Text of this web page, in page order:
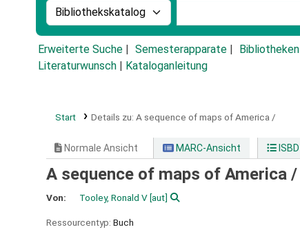
Suche im Katalog nach:
Erweiterte Suche Semesterapparate Bibliotheken
Literaturwunsch
Kataloganleitung
Start Details zu: A sequence of maps of America /
Normale Ansicht MARC-Ansicht ISBD
A sequence of maps of America /
Von: Tooley, Ronald V[aut]
Ressourcentyp: Buch